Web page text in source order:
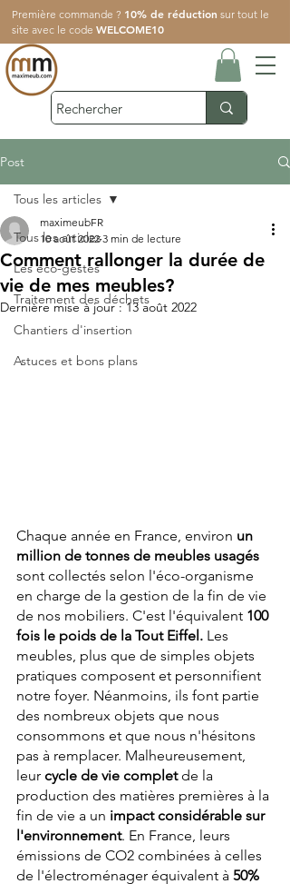
Première commande ? 10% de réduction sur tout le
site avec le code WELCOME10
Post
Tous les articles
Les éco-gestes
Traitement des déchets
Chantiers d'insertion
Astuces et bons plans
Tous les articles
Comment rallonger la durée de
vie de mes meubles?
maximeubFR
10 août 2022 3 min de lecture
Dernière mise à jour :13 août 2022
Chaque année en France, environ un
million de tonnes de meubles usagés
sont collectés selon l'éco-organisme
en charge de la gestion de la fin de vie
de nos mobiliers. C'est l'équivalent 100
fois le poids de la Tout Eiffel. Les
meubles, plus que de simples objets
pratiques composent et personnifient
notre foyer. Néanmoins, ils font partie
des nombreux objets que nous
consommons et que nous n'hésitons
pas à remplacer. Malheureusement,
leur cycle de vie complet de la
production des matières premières à la
fin de vie a un impact considérable sur
l'environnement. En France, leurs
émissions de CO2 combinées à celles
de l'électroménager équivalent à 50%